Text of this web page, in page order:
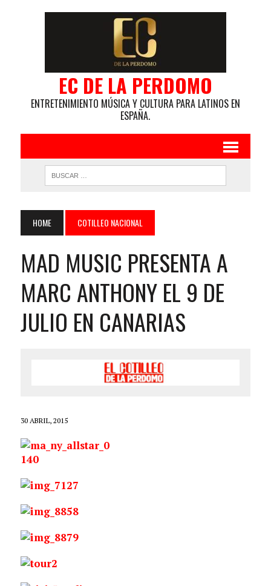
EC DE LA PERDOMO
ENTRETENIMIENTO MÚSICA Y CULTURA PARA LATINOS EN
ESPAÑA.
HOME COTILLEO NACIONAL
MAD MUSIC PRESENTA A
MARC ANTHONY EL 9 DE
JULIO EN CANARIAS
30 ABRIL, 2015